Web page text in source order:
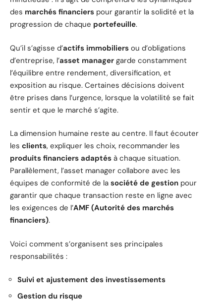
des marchés financiers pour garantir la solidité et la
progression de chaque portefeuille.
Qu’il s’agisse d’actifs immobiliers ou d’obligations
d’entreprise, l’asset manager garde constamment
l’équilibre entre rendement, diversification, et
exposition au risque. Certaines décisions doivent
être prises dans l’urgence, lorsque la volatilité se fait
sentir et que le marché s’agite.
La dimension humaine reste au centre. Il faut écouter
les clients, expliquer les choix, recommander les
produits financiers adaptés à chaque situation.
Parallèlement, l’asset manager collabore avec les
équipes de conformité de la société de gestion pour
garantir que chaque transaction reste en ligne avec
les exigences de l’AMF (Autorité des marchés
financiers).
Voici comment s’organisent ses principales
responsabilités :
Suivi et ajustement des investissements
Gestion du risque